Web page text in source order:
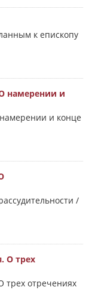
к епископу
намерении и
и конце
/
О трех
трех отречениях